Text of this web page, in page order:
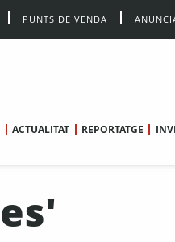
PUNTS DE VENDA
ACTUALITAT REPORTATGE